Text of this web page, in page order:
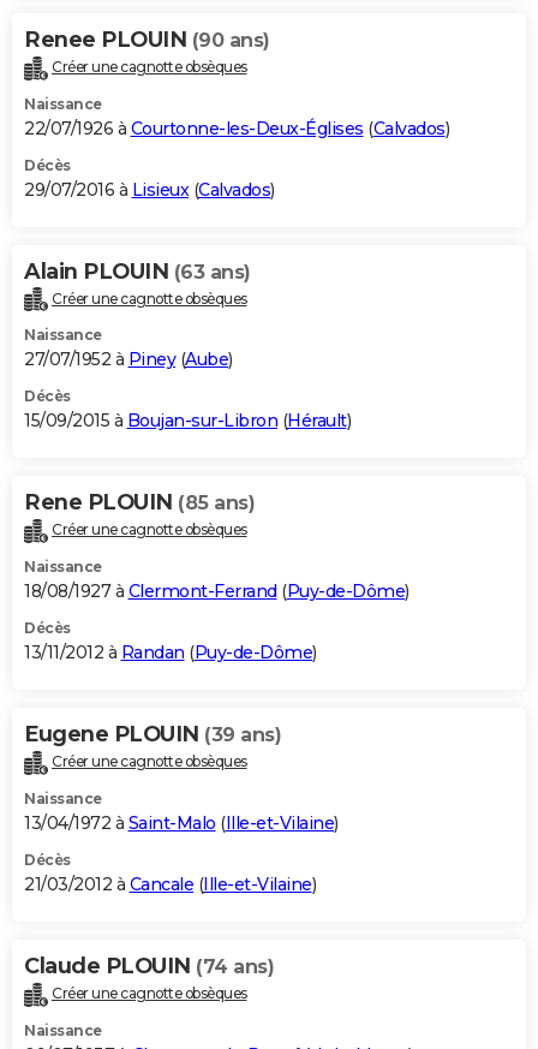
Renee PLOUIN (90 ans)
Créer une cagnotte obsèques
Naissance
22/07/1926 à Courtonne-les-Deux-Églises (Calvados)
Décès
29/07/2016 à Lisieux (Calvados)
Alain PLOUIN (63 ans)
Créer une cagnotte obsèques
Naissance
27/07/1952 à Piney(Aube)
Décès
15/09/2015 à Boujan-sur-Libron (Hérault)
Rene PLOUIN (85 ans)
Créer une cagnotte obsèques
Naissance
18/08/1927 à Clermont-Ferrand (Puy-de-Dôme)
Décès
13/11/2012 à Randan (Puy-de-Dôme)
Eugene PLOUIN (39 ans)
Créer une cagnotte obsèques
Naissance
13/04/1972 à Saint-Malo (Ille-et-Vilaine)
Décès
21/03/2012 à Cancale (Ille-et-Vilaine)
Claude PLOUIN (74 ans)
Créer une cagnotte obsèques
Naissance